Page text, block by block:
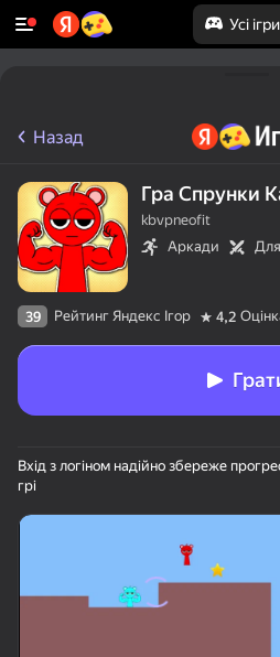
Усі ігри
Поверніть
Гра працює тільки в
Назад
Гра Спрунки
kbvpneofit
Аркади
39 Рейтинг Яндекс Ігор 4,2
Вхід з логіном надійно збереже
грі